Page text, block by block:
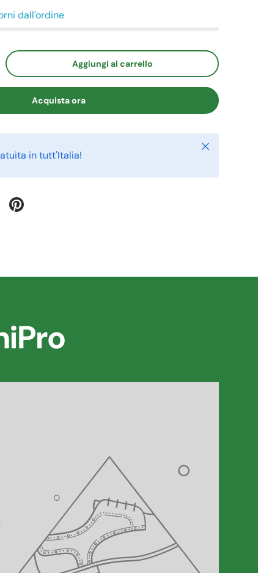
dall'ordine
Aggiungi al carrello
Acquista ora
in tutt'Italia!
Chiudi